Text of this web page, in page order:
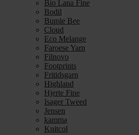
Bio Lana Fine
Bodil
Bumle Bee
Cloud
Eco Melange
Faroese Yarn
Filnovo
Footprints
Fritidsgarn
Highland
Hjerte Fine
Isager Tweed
Jensen
kamma
Knitcol